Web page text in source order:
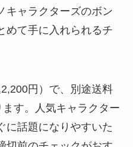
キャラクターズのボン
めて手に入れられるチ
円）で、別途送料
す。人気キャラクター
に話題になりやすいた